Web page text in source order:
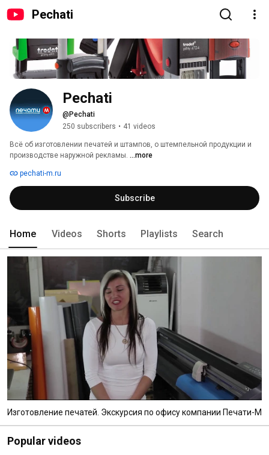
Pechati
Pechati
@Pechati
250 subscribers • 41 videos
Всё об изготовлении печатей и штампов, о штемпельной продукции и
производстве наружной рекламы. ...more
pechati-m.ru
Subscribe
Home Videos Shorts Playlists Search
Изготовление печатей. Экскурсия по офису компании Печати-М
Popular videos